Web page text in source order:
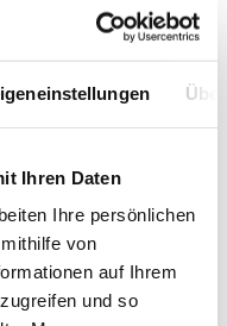
Ihren Daten
Ihre persönlichen
von
auf Ihrem
und so
Den
dennoch nicht
Jura-Examen an
natürlichen Power-